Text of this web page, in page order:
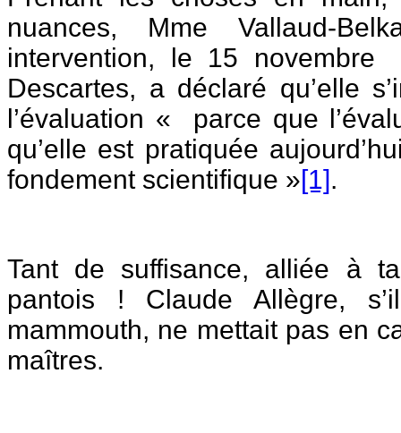
nuances, Mme Vallaud-
intervention, le 15 novembre
Descartes, a déclaré qu’elle
l’évaluation « parce que
qu’elle est pratiquée
fondement scientifique »[1].
Tant de suffisance, alliée à
pantois ! Claude Allègre,
mammouth, ne mettait pas en
maîtres.